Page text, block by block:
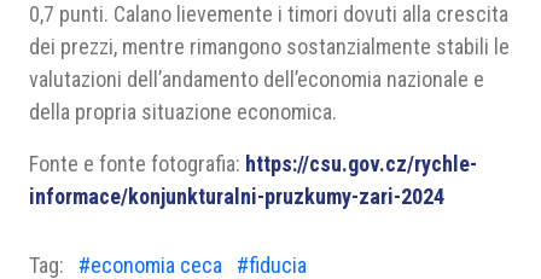
0,7 punti. Calano lievemente i timori dovuti alla crescita
dei prezzi, mentre rimangono sostanzialmente stabili le
valutazioni dell’andamento dell’economia nazionale e
della propria situazione economica.
Fonte e fonte fotografia: https://csu.gov.cz/rychle-
informace/konjunkturalni-pruzkumy-zari-2024
Tag: #economia ceca #fiducia